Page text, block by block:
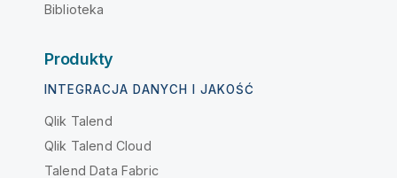
Biblioteka
Produkty
INTEGRACJA DANYCH I JAKOŚĆ
Qlik Talend
Qlik Talend Cloud
Talend Data Fabric